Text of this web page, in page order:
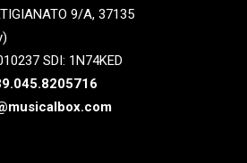
9/A, 37135
SDI: 1N74KED